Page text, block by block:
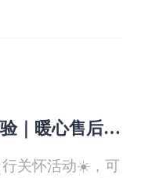
｜暖心售后太
关怀活动☀️，可